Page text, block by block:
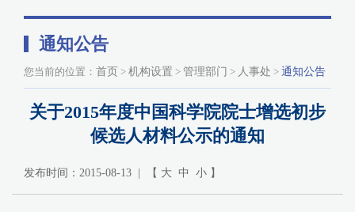
通知公告
您当前的位置： 首页 > 机构设置 > 管理部门 > 人事处 > 通知公告
关于2015年度中国科学院院士增选初步
候选人材料公示的通知
发布时间：2015-08-13 | 【 大 中 小 】